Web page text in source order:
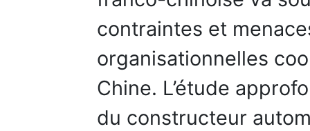
contraintes et
organisationnelles
Chine. L’étude
du constructeur